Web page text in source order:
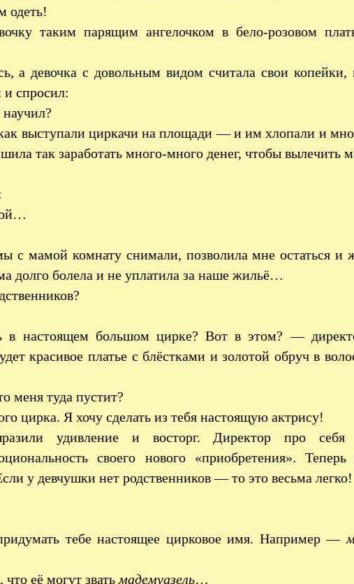
одеть!
таким парящим ангелочком в бело-розовом
а девочка с довольным видом считала свои копейки,
спросил:
выступали циркачи на площади — и им хлопали и
так заработать много-много денег, чтобы вылечить
с мамой комнату снимали, позволила мне остаться и
долго болела и не уплатила за наше жильё…
настоящем большом цирке? Вот в этом? —
красивое платье с блёстками и золотой обруч в
туда пустит?
цирка. Я хочу сделать из тебя настоящую актрису!
удивление и восторг. Директор про себя
своего нового «приобретения». Теперь
у девчушки нет родственников — то это весьма легко!
тебе настоящее цирковое имя. Например —
её могут зватьмадемуазель…